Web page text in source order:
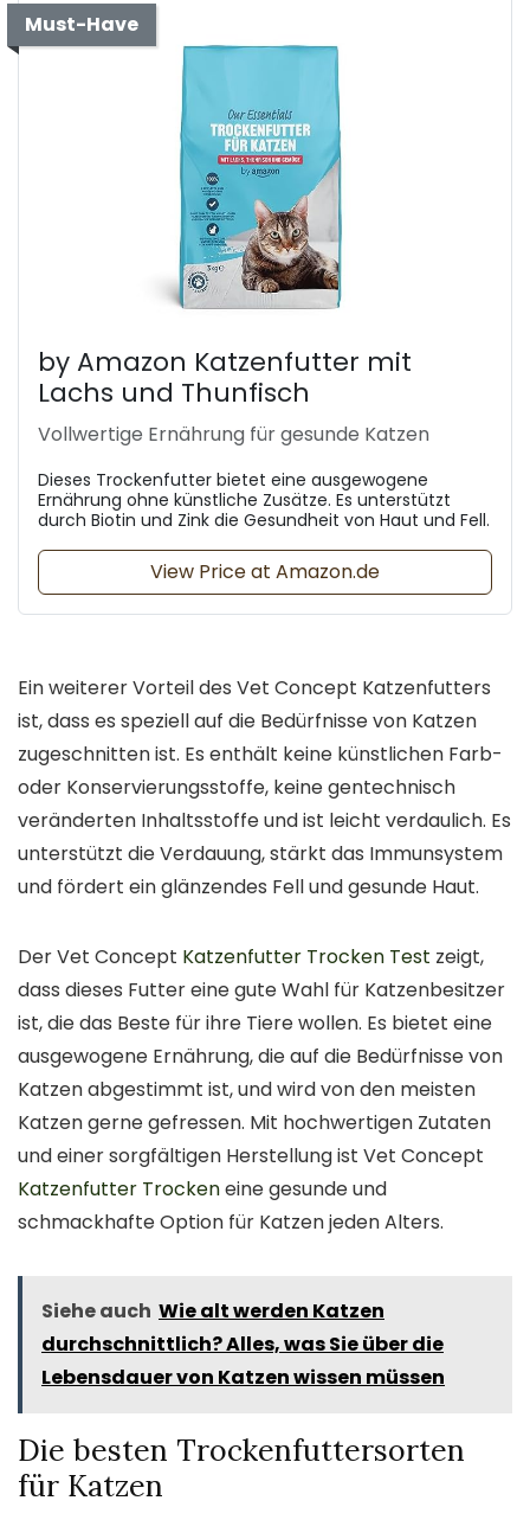
Must-Have
by Amazon Katzenfutter mit
Lachs und Thunfisch
Vollwertige Ernährung für gesunde Katzen
Dieses Trockenfutter bietet eine ausgewogene
Ernährung ohne künstliche Zusätze. Es unterstützt
durch Biotin und Zink die Gesundheit von Haut und Fell.
View Price at Amazon.de
Ein weiterer Vorteil des Vet Concept Katzenfutters
ist, dass es speziell auf die Bedürfnisse von Katzen
zugeschnitten ist. Es enthält keine künstlichen Farb-
oder Konservierungsstoffe, keine gentechnisch
veränderten Inhaltsstoffe und ist leicht verdaulich. Es
unterstützt die Verdauung, stärkt das Immunsystem
und fördert ein glänzendes Fell und gesunde Haut.
Der Vet Concept Katzenfutter Trocken Test zeigt,
dass dieses Futter eine gute Wahl für Katzenbesitzer
ist, die das Beste für ihre Tiere wollen. Es bietet eine
ausgewogene Ernährung, die auf die Bedürfnisse von
Katzen abgestimmt ist, und wird von den meisten
Katzen gerne gefressen. Mit hochwertigen Zutaten
und einer sorgfältigen Herstellung ist Vet Concept
Katzenfutter Trockeneine gesunde und
schmackhafte Option für Katzen jeden Alters.
Siehe auch Wie alt werden Katzen
durchschnittlich? Alles, was Sie über die
Lebensdauer von Katzen wissen müssen
Die besten Trockenfuttersorten
für Katzen